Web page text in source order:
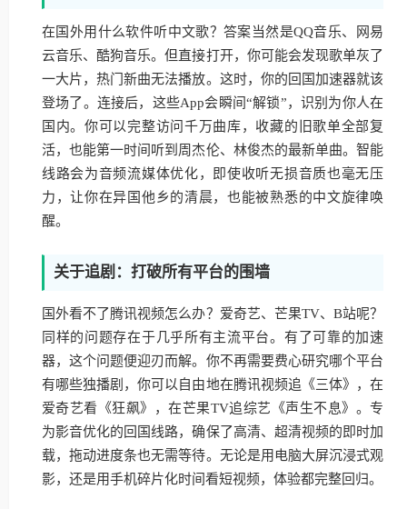
在国外用什么软件听中文歌？答案当然是QQ音乐、网易
云音乐、酷狗音乐。但直接打开，你可能会发现歌单灰了
一大片，热门新曲无法播放。这时，你的回国加速器就该
登场了。连接后，这些App会瞬间“解锁”，识别为你人在
国内。你可以完整访问千万曲库，收藏的旧歌单全部复
活，也能第一时间听到周杰伦、林俊杰的最新单曲。智能
线路会为音频流媒体优化，即使收听无损音质也毫无压
力，让你在异国他乡的清晨，也能被熟悉的中文旋律唤
醒。
关于追剧：打破所有平台的围墙
国外看不了腾讯视频怎么办？爱奇艺、芒果TV、B站呢？
同样的问题存在于几乎所有主流平台。有了可靠的加速
器，这个问题便迎刃而解。你不再需要费心研究哪个平台
有哪些独播剧，你可以自由地在腾讯视频追《三体》，在
爱奇艺看《狂飙》，在芒果TV追综艺《声生不息》。专
为影音优化的回国线路，确保了高清、超清视频的即时加
载，拖动进度条也无需等待。无论是用电脑大屏沉浸式观
影，还是用手机碎片化时间看短视频，体验都完整回归。